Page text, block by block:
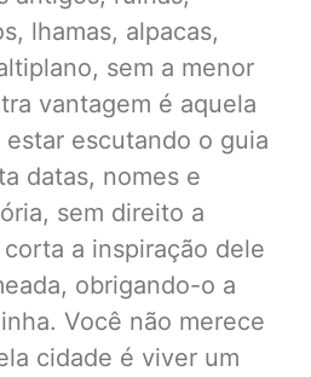
lhamas, alpacas,
sem a menor
vantagem é aquela
escutando o guia
datas, nomes e
sem direito a
a inspiração dele
obrigando-o a
Você não merece
cidade é viver um